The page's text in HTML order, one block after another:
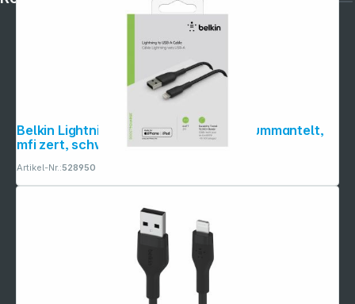
Belkin Lightning Lade/Sync Kabel 2m, ummantelt,
mfi zert, schwarz
Artikel-Nr.:528950